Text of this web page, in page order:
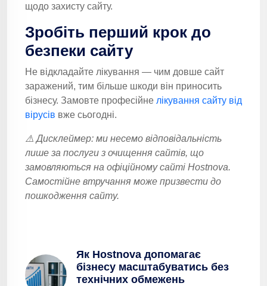
щодо захисту сайту.
Зробіть перший крок до
безпеки сайту
Не відкладайте лікування — чим довше сайт
заражений, тим більше шкоди він приносить
бізнесу. Замовте професійне лікування сайту від
вірусів вже сьогодні.
⚠️ Дисклеймер: ми несемо відповідальність
лише за послуги з очищення сайтів, що
замовляються на офіційному сайті Hostnova.
Самостійне втручання може призвести до
пошкодження сайту.
Як Hostnova допомагає
бізнесу масштабуватись без
технічних обмежень